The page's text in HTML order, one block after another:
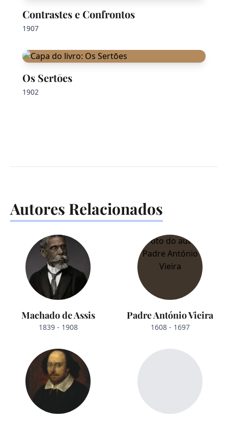
Contrastes e Confrontos
1907
Os Sertōes
1902
Autores Relacionados
Machado de Assis
1839 - 1908
Padre António Vieira
1608 - 1697